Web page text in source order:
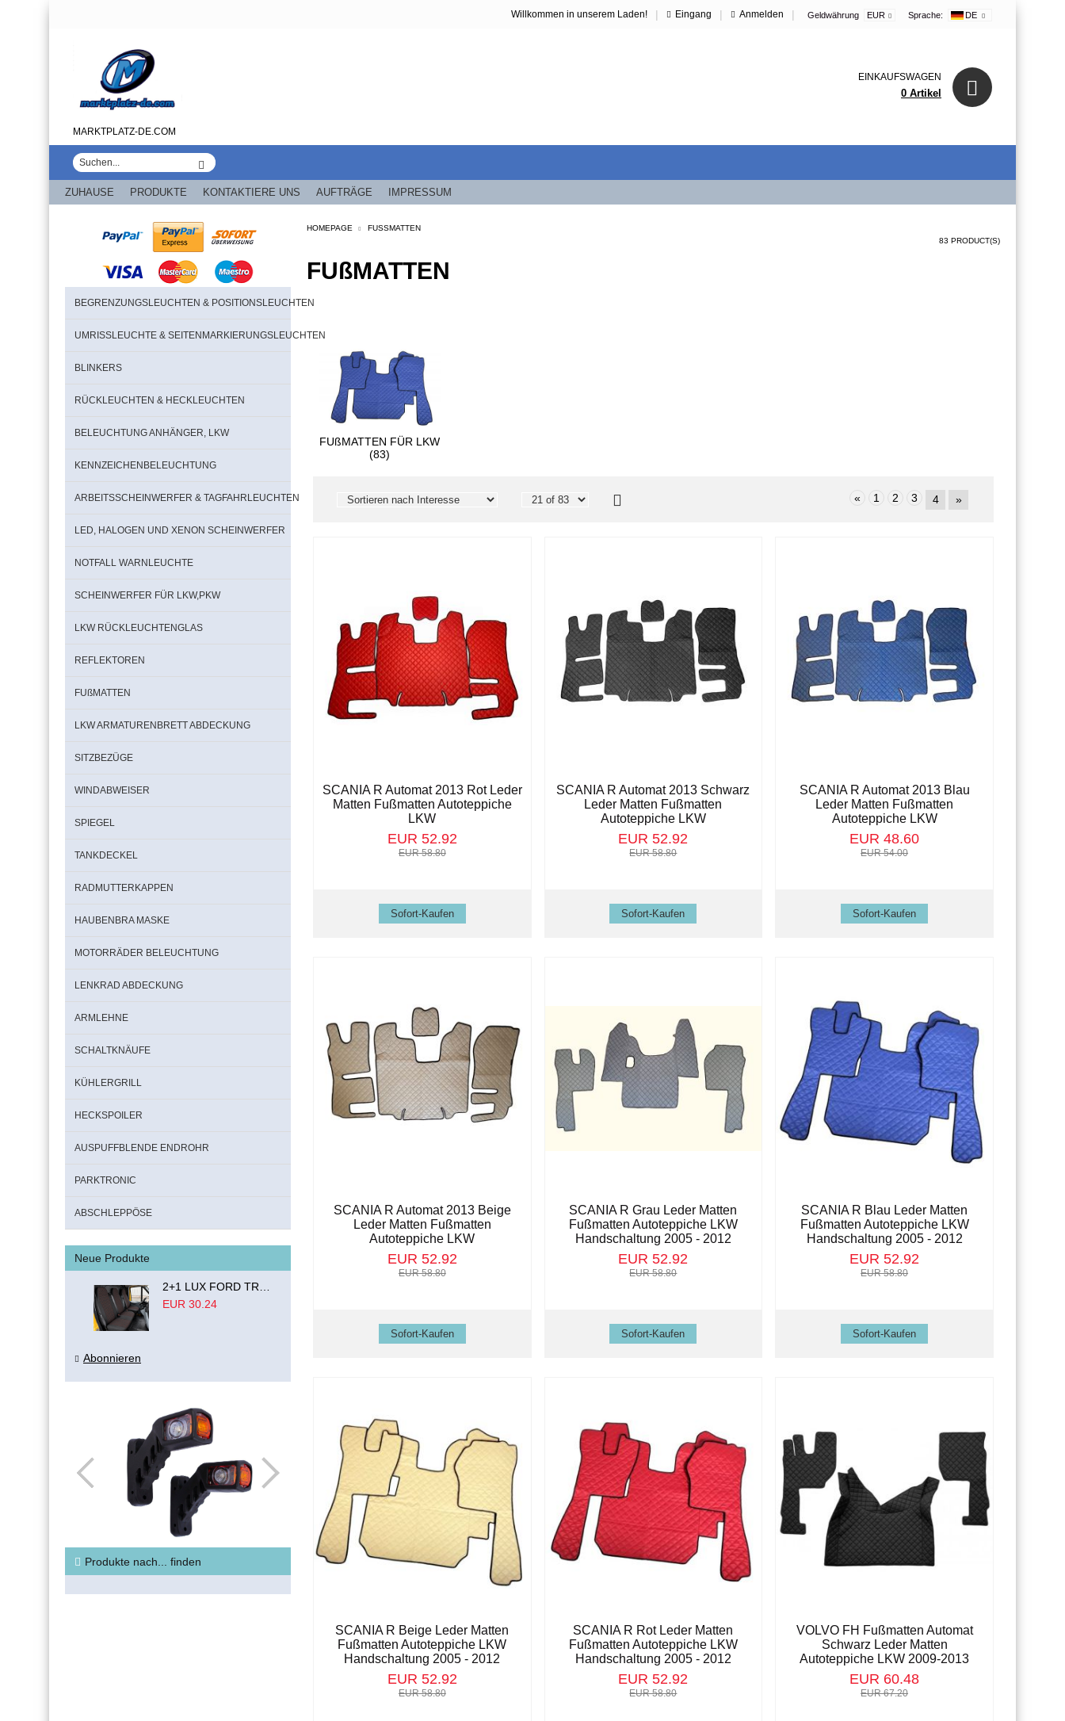
Willkommen in unserem Laden! | Eingang | Anmelden | Geldwährung EUR Sprache: DE
MARKTPLATZ-DE.COM
EINKAUFSWAGEN
0 Artikel
ZUHAUSE PRODUKTE KONTAKTIERE UNS AUFTRÄGE IMPRESSUM
BEGRENZUNGSLEUCHTEN & POSITIONSLEUCHTEN
UMRISSLEUCHTE & SEITENMARKIERUNGSLEUCHTEN
BLINKERS
RÜCKLEUCHTEN & HECKLEUCHTEN
BELEUCHTUNG ANHÄNGER, LKW
KENNZEICHENBELEUCHTUNG
ARBEITSSCHEINWERFER & TAGFAHRLEUCHTEN
LED, HALOGEN UND XENON SCHEINWERFER
NOTFALL WARNLEUCHTE
SCHEINWERFER FÜR LKW,PKW
LKW RÜCKLEUCHTENGLAS
REFLEKTOREN
FUßMATTEN
LKW ARMATURENBRETT ABDECKUNG
SITZBEZÜGE
WINDABWEISER
SPIEGEL
TANKDECKEL
RADMUTTERKAPPEN
HAUBENBRA MASKE
MOTORRÄDER BELEUCHTUNG
LENKRAD ABDECKUNG
ARMLEHNE
SCHALTKNÄUFE
KÜHLERGRILL
HECKSPOILER
AUSPUFFBLENDE ENDROHR
PARKTRONIC
ABSCHLEPPÖSE
Neue Produkte
EUR 30.24
Abonnieren
Produkte nach... finden
HOMEPAGE
FUSSMATTEN
83 PRODUCT(S)
FUßMATTEN
FUßMATTEN FÜR LKW
(83)
« 1 2 3 4 »
SCANIA R Automat 2013 Rot Leder
Matten Fußmatten Autoteppiche
LKW
EUR 52.92
EUR 58.80
SCANIA R Automat 2013 Schwarz
Leder Matten Fußmatten
Autoteppiche LKW
EUR 52.92
EUR 58.80
SCANIA R Automat 2013 Blau
Leder Matten Fußmatten
Autoteppiche LKW
EUR 48.60
EUR 54.00
SCANIA R Automat 2013 Beige
Leder Matten Fußmatten
Autoteppiche LKW
EUR 52.92
EUR 58.80
SCANIA R Grau Leder Matten
Fußmatten Autoteppiche LKW
Handschaltung 2005 - 2012
EUR 52.92
EUR 58.80
SCANIA R Blau Leder Matten
Fußmatten Autoteppiche LKW
Handschaltung 2005 - 2012
EUR 52.92
EUR 58.80
SCANIA R Beige Leder Matten
Fußmatten Autoteppiche LKW
Handschaltung 2005 - 2012
EUR 52.92
EUR 58.80
SCANIA R Rot Leder Matten
Fußmatten Autoteppiche LKW
Handschaltung 2005 - 2012
EUR 52.92
EUR 58.80
VOLVO FH Fußmatten Automat
Schwarz Leder Matten
Autoteppiche LKW 2009-2013
EUR 60.48
EUR 67.20